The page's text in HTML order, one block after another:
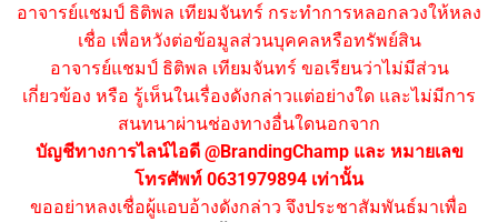
อาจารย์แชมป์ ธิติพล เทียมจันทร์ กระทำการหลอกลวงให้หลง
เชื่อ เพื่อหวังต่อข้อมูลส่วนบุคคลหรือทรัพย์สิน
อาจารย์แชมป์ ธิติพล เทียมจันทร์ ขอเรียนว่าไม่มีส่วน
เกี่ยวข้อง หรือ รู้เห็นในเรื่องดังกล่าวแต่อย่างใด และไม่มีการ
สนทนาผ่านช่องทางอื่นใดนอกจาก
บัญชีทางการไลน์ไอดี @BrandingChamp และ หมายเลข
โทรศัพท์ 0631979894 เท่านั้น
ขออย่าหลงเชื่อผู้แอบอ้างดังกล่าว จึงประชาสัมพันธ์มาเพื่อ